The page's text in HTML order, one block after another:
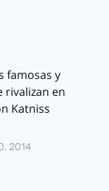
famosas y
rivalizan en
Katniss
2014